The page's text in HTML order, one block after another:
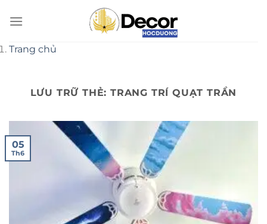
qua
dung
Trang chủ
LƯU TRỮ THẺ:TRANG TRÍ QUẠT TRẦN
05
Th6